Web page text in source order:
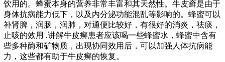
饮用的。蜂蜜本身的营养非常丰富和其天然性。牛皮癣是由于
身体抗病能力低下，以及内分泌功能混乱等影响的。蜂蜜可以
补肾脾，润肠，润肺，对通便比较好，有很好的消炎，祛痰，
止咳的效用 .讲解牛皮癣患者应该喝一些蜂蜜水，蜂蜜中含有
些多种酶和矿物质，出现协同效用后，可以加强人体抗病能
力，这些都有助于牛皮癣的恢复。